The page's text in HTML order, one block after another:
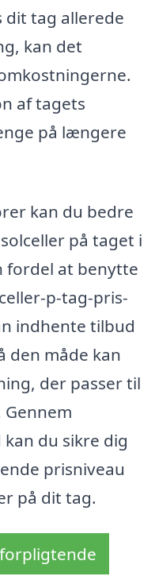
dit tag allerede
kan det
af tagets
på længere
kan du bedre
på taget i
fordel at benytte
p-tag-pris-
indhente tilbud
den måde kan
der passer til
du sikre dig
prisniveau
på dit tag.